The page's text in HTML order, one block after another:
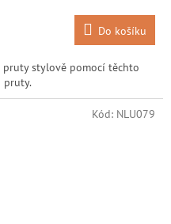
Do košíku
stylově pomocí těchto
pruty.
Kód: NLU079